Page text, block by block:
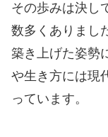
その歩みは決し
数多くありまし
築き上げた姿勢
や生き方には現
っています。